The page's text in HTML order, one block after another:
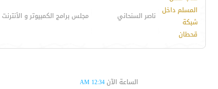
المسلم داخل
شبكة
قحطان
ناصر السنحاني مجلس برامج الكمبيوتر و الأنترنت
الساعة الآن 12:34 AM